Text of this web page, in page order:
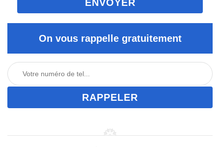
On vous rappelle gratuitement